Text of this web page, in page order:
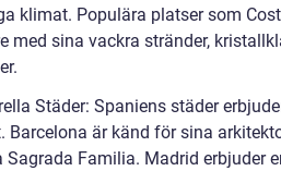
klimat. Populära platser som
med sina vackra stränder,
Städer: Spaniens städer
Barcelona är känd för sina
Sagrada Familia. Madrid erbjuder